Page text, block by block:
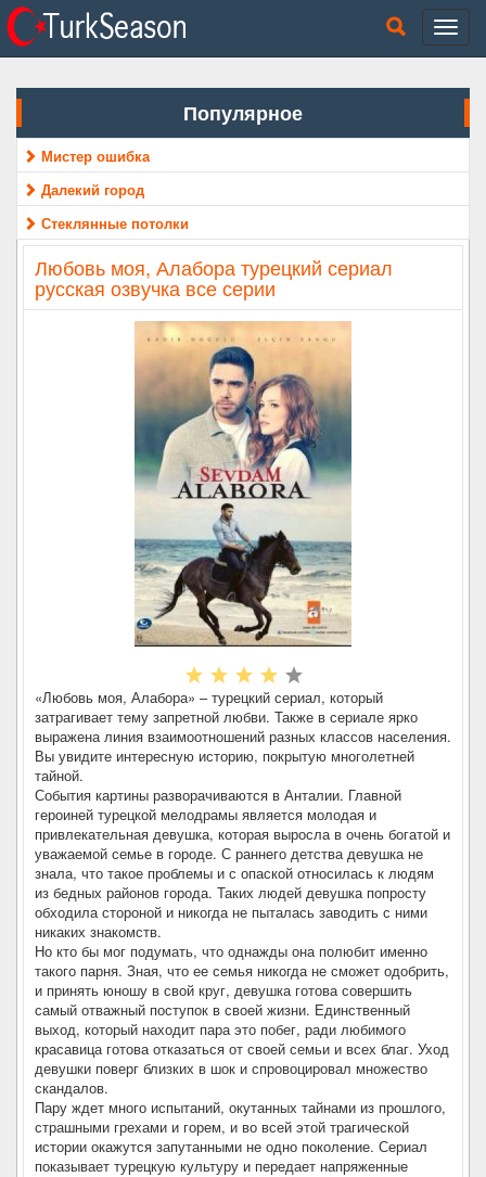
Популярное
Мистер ошибка
Далекий город
Стеклянные потолки
Любовь моя, Алабора турецкий сериал
русская озвучка все серии
«Любовь моя, Алабора» – турецкий сериал, который
затрагивает тему запретной любви. Также в сериале ярко
выражена линия взаимоотношений разных классов населения.
Вы увидите интересную историю, покрытую многолетней
тайной.
События картины разворачиваются в Анталии. Главной
героиней турецкой мелодрамы является молодая и
привлекательная девушка, которая выросла в очень богатой и
уважаемой семье в городе. С раннего детства девушка не
знала, что такое проблемы и с опаской относилась к людям
из бедных районов города. Таких людей девушка попросту
обходила стороной и никогда не пыталась заводить с ними
никаких знакомств.
Но кто бы мог подумать, что однажды она полюбит именно
такого парня. Зная, что ее семья никогда не сможет одобрить,
и принять юношу в свой круг, девушка готова совершить
самый отважный поступок в своей жизни. Единственный
выход, который находит пара это побег, ради любимого
красавица готова отказаться от своей семьи и всех благ. Уход
девушки поверг близких в шок и спровоцировал множество
скандалов.
Пару ждет много испытаний, окутанных тайнами из прошлого,
страшными грехами и горем, и во всей этой трагической
истории окажутся запутанными не одно поколение. Сериал
показывает турецкую культуру и передает напряженные